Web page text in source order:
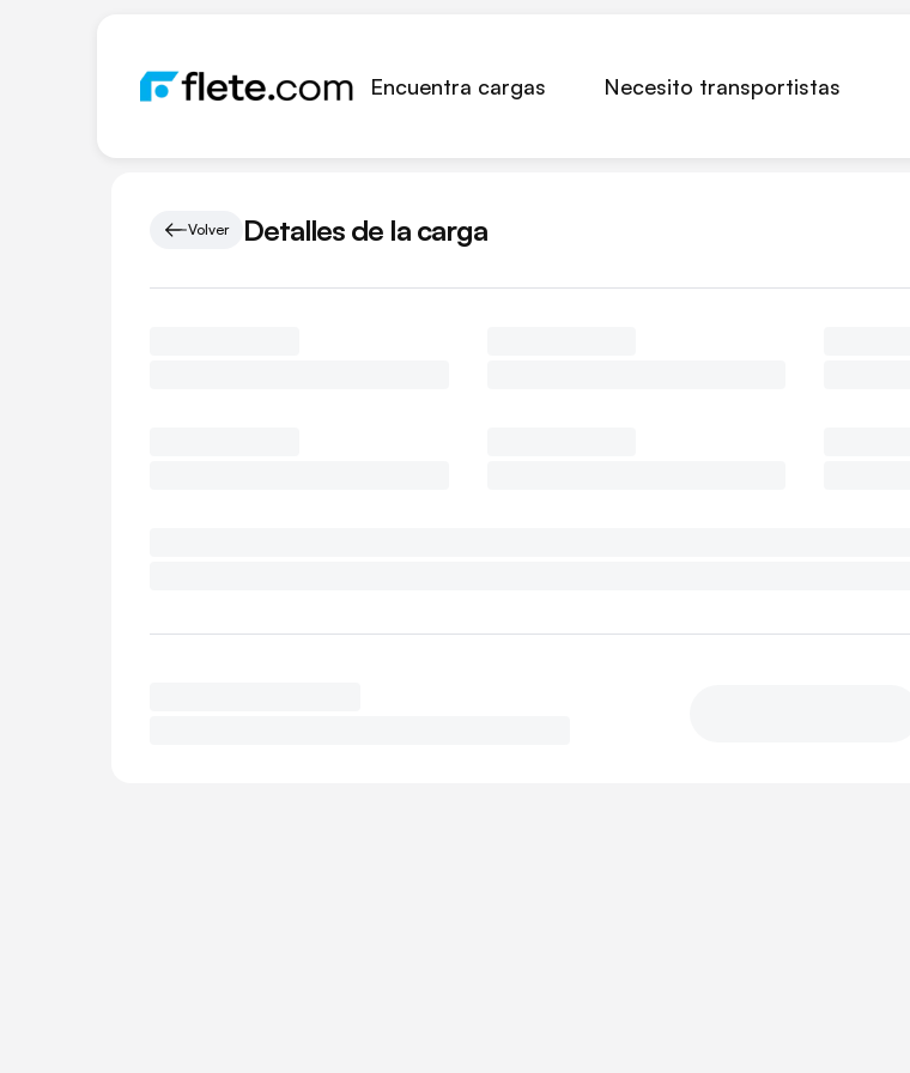
Encuentra cargas Necesito transportistas
Volver Detalles de la carga